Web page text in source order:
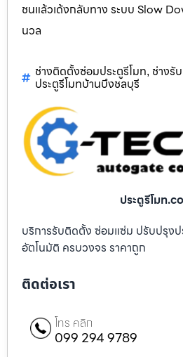
ชนแล้วเด้งกลับทาง ระบบ Slow
นวล
ช่างติดตั้งซ่อมประตูรีโมท, ช่างรั
ประตูรีโมทบ้านบึงชลบุรี
ประตูรีโมท
บริการรับติดตั้ง ซ่อมแซ่ม ปรับปรุงป
อัตโนมัติ ครบวงจร ราคาถูก
ติดต่อเรา
โทร คลิก
099 294 9789